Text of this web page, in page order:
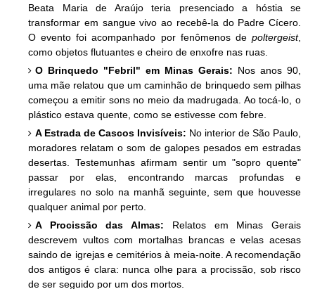
Beata Maria de Araújo teria presenciado a hóstia se
transformar em sangue vivo ao recebê-la do Padre Cícero.
O evento foi acompanhado por fenômenos de poltergeist,
como objetos flutuantes e cheiro de enxofre nas ruas.
O Brinquedo "Febril" em Minas Gerais: Nos anos 90,
uma mãe relatou que um caminhão de brinquedo sem pilhas
começou a emitir sons no meio da madrugada. Ao tocá-lo, o
plástico estava quente, como se estivesse com febre.
A Estrada de Cascos Invisíveis: No interior de São Paulo,
moradores relatam o som de galopes pesados em estradas
desertas. Testemunhas afirmam sentir um "sopro quente"
passar por elas, encontrando marcas profundas e
irregulares no solo na manhã seguinte, sem que houvesse
qualquer animal por perto.
A Procissão das Almas: Relatos em Minas Gerais
descrevem vultos com mortalhas brancas e velas acesas
saindo de igrejas e cemitérios à meia-noite. A recomendação
dos antigos é clara: nunca olhe para a procissão, sob risco
de ser seguido por um dos mortos.